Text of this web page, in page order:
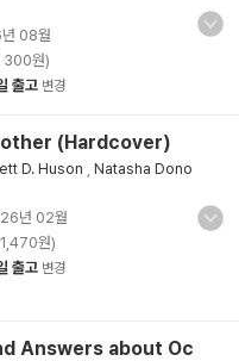
08월
300원)
출고 변경
(Hardcover)
D. Huson
Natasha Dono
년 02월
원)
출고 변경
Answers about Oc